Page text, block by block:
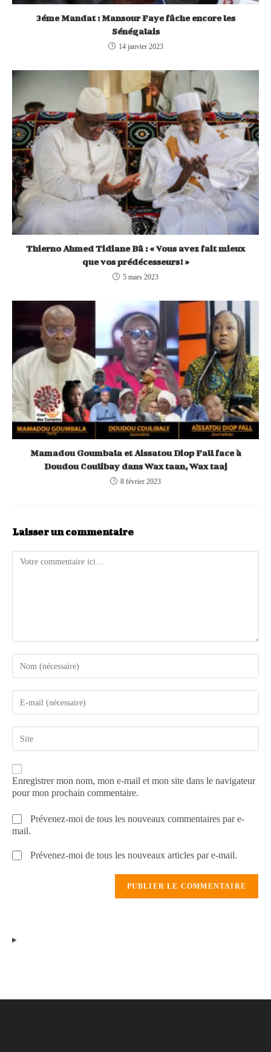
3éme Mandat : Mansour Faye fâche encore les
Sénégalais
14 janvier 2023
Thierno Ahmed Tidiane Bâ : « Vous avez fait mieux
que vos prédécesseurs! »
5 mars 2023
Mamadou Goumbala et Aissatou Diop Fall face à
Doudou Coulibay dans Wax taan, Wax taaj
8 février 2023
Laisser un commentaire
Enregistrer mon nom, mon e-mail et mon site dans le navigateur
pour mon prochain commentaire.
Prévenez-moi de tous les nouveaux commentaires par e-
mail.
Prévenez-moi de tous les nouveaux articles par e-mail.